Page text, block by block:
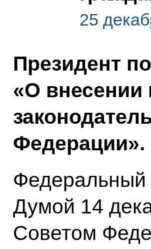
25
Президент
«О внесении
Федерации».
Федеральный
Думой 14
Советом